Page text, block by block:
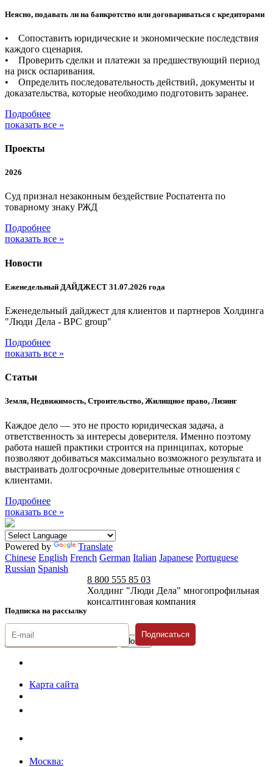
Неясно, подавать ли на банкротство или договариваться с кредиторами
• Сопоставить юридические и экономические последствия
каждого сценария.
• Проверить сделки и платежи за предшествующий период
на риск оспаривания.
• Определить последовательность действий, документы и
доказательства, которые необходимо подготовить заранее.
Подробнее
показать все »
Проекты
2026
Суд признал незаконным бездействие Роспатента по
товарному знаку РЖД
Подробнее
показать все »
Новости
Еженедельный ДАЙДЖЕСТ 31.07.2026 года
Еженедельный дайджест для клиентов и партнеров Холдинга
"Люди Дела - BPC group"
Подробнее
показать все »
Статьи
Земля, Недвижимость, Строительство, Жилищное право, Лизинг
Каждое дело — это не просто юридическая задача, а
ответственность за интересы доверителя. Именно поэтому
работа нашей практики строится на принципах, которые
позволяют добиваться максимально возможного результата и
выстраивать долгосрочные доверительные отношения с
клиентами.
Подробнее
показать все »
Powered by
Translate
Chinese English French German Italian Japanese Portuguese
Russian Spanish
Подписка на рассылку
8 800 555 85 03
Холдинг "Люди Дела" многопрофильная
консалтинговая компания
Подписаться
Карта сайта
Москва: